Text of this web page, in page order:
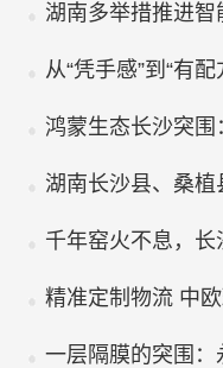
湖南多举措推进
从“凭手感”到“有
鸿蒙生态长沙突
湖南长沙县、桑
千年窑火不息，长
精准定制物流 中
一层隔膜的突围：